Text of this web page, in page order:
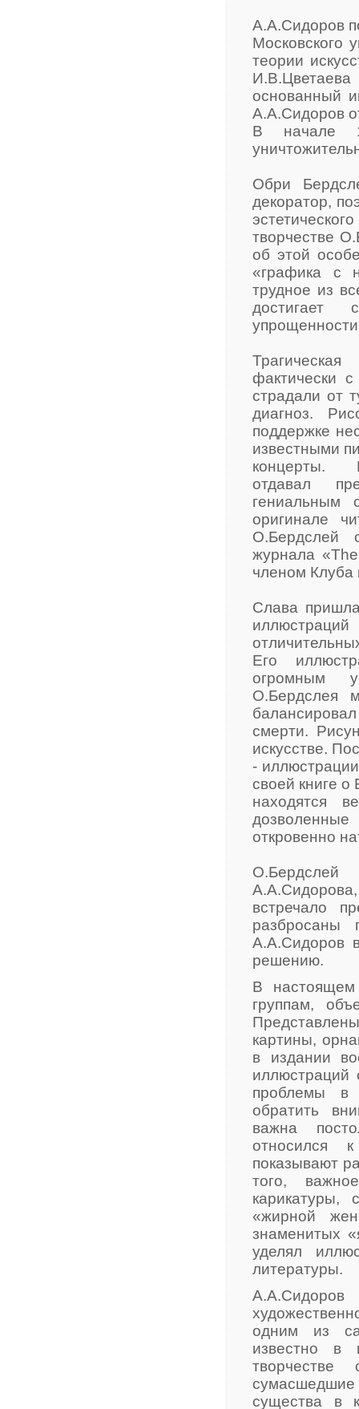
А.А.Сидоров
Московского
теории
основанный
А.А.Сидоров
В начале
Обри
декоратор,
творчестве
об этой
«графика с
трудное из
достигает
фактически
страдали от
диагноз.
поддержке
известными
отдавал
гениальным
оригинале
О.Бердслей
журнала
членом Клуба
Слава
Его
огромным
О.Бердслея
смерти.
искусстве.
-
своей книге
находятся
откровенно
встречало
разбросаны
А.А.Сидоров
решению.
В настоящем
группам,
картины,
в издании
иллюстраций
проблемы в
обратить
важна
относился
показывают
того,
карикатуры,
«жирной
знаменитых
уделял
литературы.
одним из
известно в
существа в